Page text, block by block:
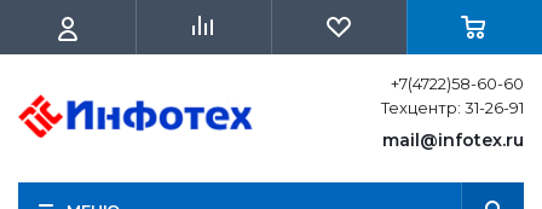
+7(4722)58-60-60
Техцентр: 31-26-91
mail@infotex.ru